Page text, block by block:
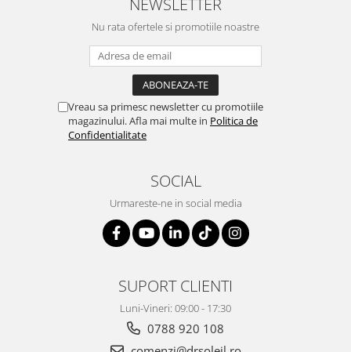
Nu rata ofertele si promotiile noastre
Vreau sa primesc newsletter cu promotiile
magazinului. Afla mai multe in Politica de
Confidentialitate
SOCIAL
Urmareste-ne in social media
SUPORT CLIENTI
Luni-Vineri: 09:00 - 17:30
0788 920 108